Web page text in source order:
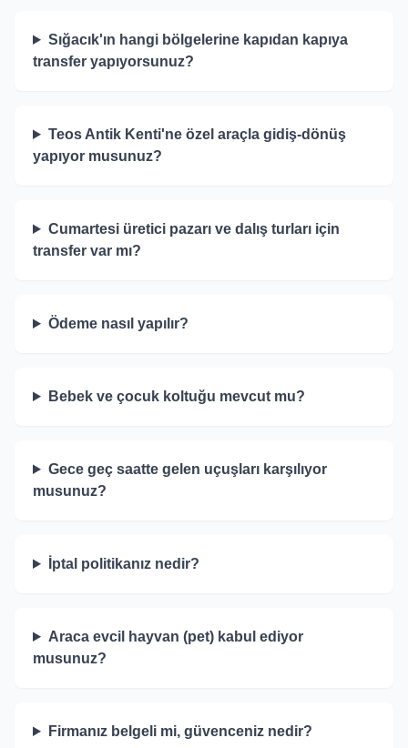
Sığacık'ın hangi bölgelerine kapıdan kapıya
transfer yapıyorsunuz?
Teos Antik Kenti'ne özel araçla gidiş-dönüş
yapıyor musunuz?
Cumartesi üretici pazarı ve dalış turları için
transfer var mı?
Ödeme nasıl yapılır?
Bebek ve çocuk koltuğu mevcut mu?
Gece geç saatte gelen uçuşları karşılıyor
musunuz?
İptal politikanız nedir?
Araca evcil hayvan (pet) kabul ediyor
musunuz?
Firmanız belgeli mi, güvenceniz nedir?